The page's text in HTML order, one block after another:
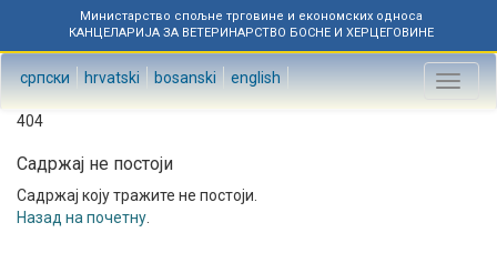
Министарство спољне трговине и економских односа
КАНЦЕЛАРИЈА ЗА ВЕТЕРИНАРСТВО БОСНЕ И ХЕРЦЕГОВИНЕ
српски hrvatski bosanski english
Toggle
404
Садржај не постоји
Садржај коју тражите не постоји.
Назад на почетну